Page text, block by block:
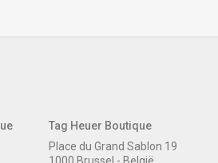
Tag Heuer Boutique
Place du Grand Sablon 19
1000 Brussel - België